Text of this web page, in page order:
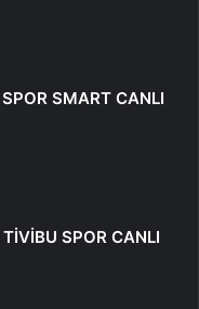
SPOR SMART CANLI
TİVİBU SPOR CANLI